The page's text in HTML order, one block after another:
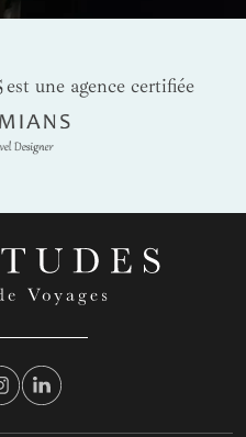
est une agence certifiée